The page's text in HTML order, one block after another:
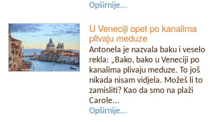
Opširnije...
U Veneciji opet po kanalima
plivaju meduze
Antonela je nazvala baku i veselo
rekla: „Bako, bako u Veneciji po
kanalima plivaju meduze. To još
nikada nisam vidjela. Možeš li to
zamisliti? Kao da smo na plaži
Carole...
Opširnije...